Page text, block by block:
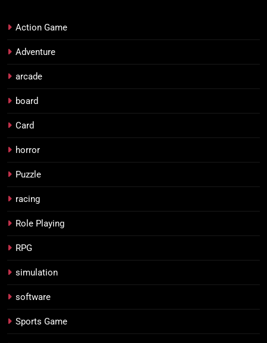
Action Game
Adventure
arcade
board
Card
horror
Puzzle
racing
Role Playing
RPG
simulation
software
Sports Game